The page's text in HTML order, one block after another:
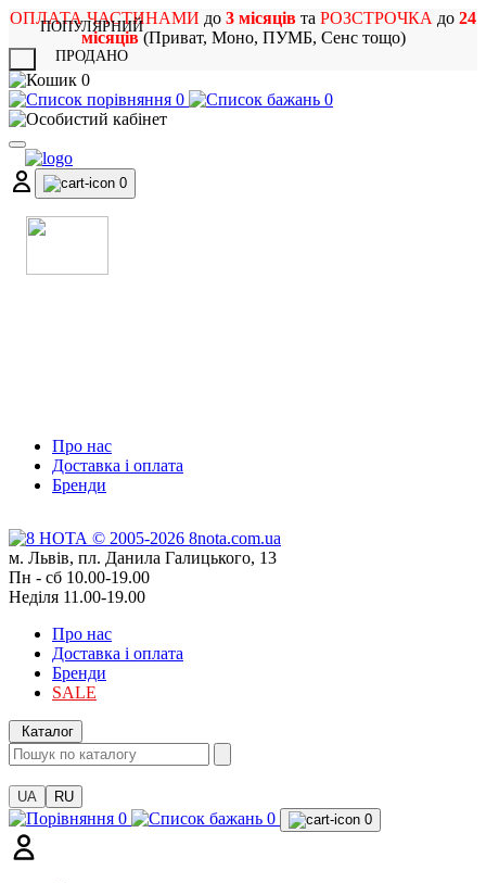
ОПЛАТА ЧАСТИНАМИ до 3 місяців та РОЗСТРОЧКА до 24
місяців(Приват, Моно, ПУМБ, Сенс тощо)
0
0
0
0
Про нас
Доставка і оплата
Бренди
м. Львів, пл. Данила Галицького, 13
Пн - сб 10.00-19.00
Неділя 11.00-19.00
Про нас
Доставка і оплата
Бренди
SALE
Каталог
UA RU
0 0 0
ПОПУЛЯРНИЙ
ПРОДАНО